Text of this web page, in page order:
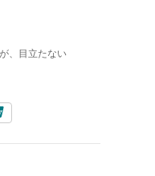
、目立たない